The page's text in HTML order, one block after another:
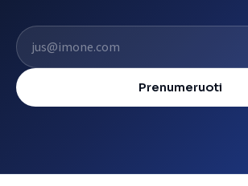
El. pašto adresas
Prenumeruoti